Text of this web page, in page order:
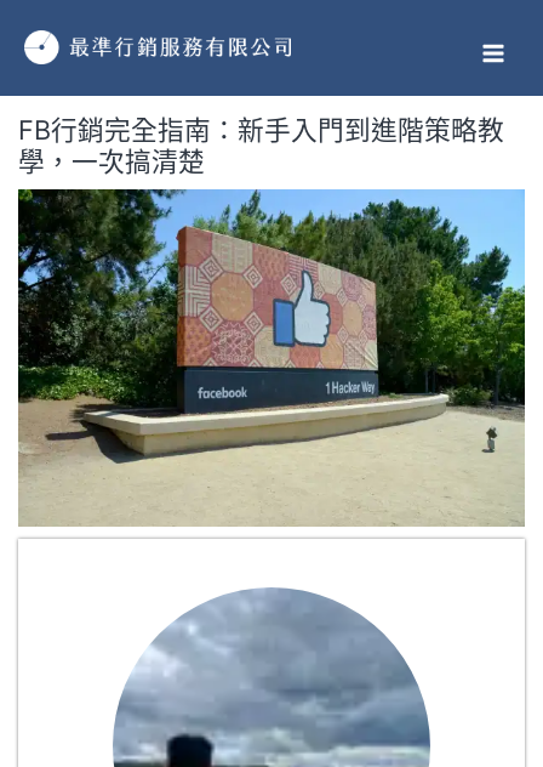
FB行銷完全指南：新手入門到進階策略教
學，一次搞清楚